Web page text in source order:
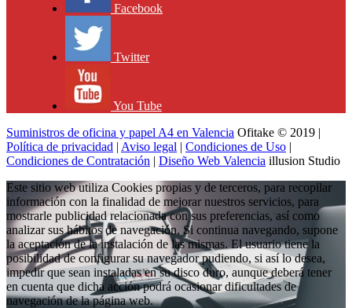
Facebook
Twitter
You Tube
Suministros de oficina y papel A4 en Valencia Ofitake © 2019 |
Política de privacidad | Aviso legal | Condiciones de Uso |
Condiciones de Contratación | Diseño Web Valencia illusion Studio
Este sitio web utiliza Cookies propias y de terceros, para recopilar
información con la finalidad de mejorar nuestros servicios, para
mostrarle publicidad relacionada con sus preferencias, así como
analizar sus hábitos de navegación. Si continua navegando, supone
la aceptación de la instalación de las mismas. El usuario tiene la
posibilidad de configurar su navegador pudiendo, si así lo desea,
impedir que sean instaladas en su disco duro, aunque deberá tener
en cuenta que dicha acción podrá ocasionar dificultades de
navegación de la página web.